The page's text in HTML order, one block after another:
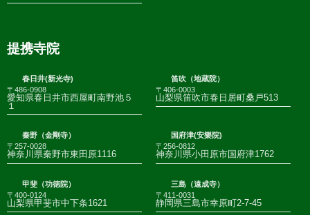
提携寺院
春日井(新光寺)
〒486-0908
愛知県春日井市西屋町南野池５
１
笛吹（地蔵院）
〒406-0003
山梨県笛吹市春日居町桑戸513
秦野（金剛寺）
〒257-0028
神奈川県秦野市東田原1116
国府津(安樂院)
〒256-0812
神奈川県小田原市国府津1762
甲斐（功徳院）
〒400-0124
山梨県甲斐市中下条1621
三島（遠成寺）
〒411-0031
静岡県三島市幸原町2-7-45